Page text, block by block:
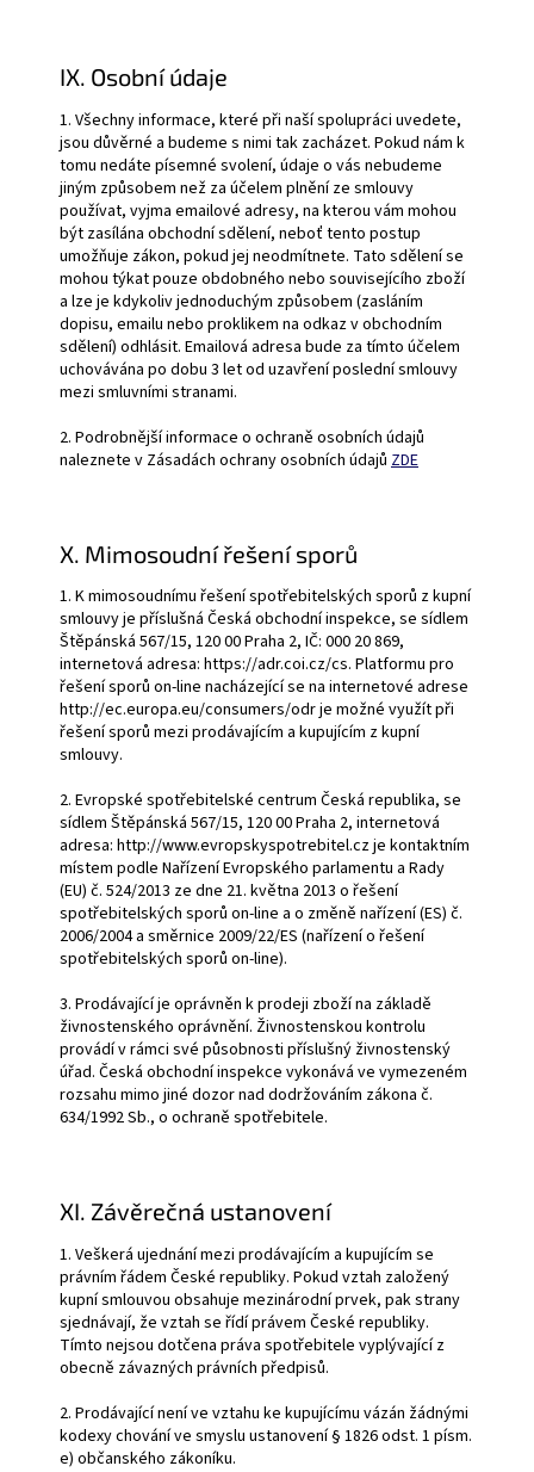
IX. Osobní údaje
1. Všechny informace, které při naší spolupráci uvedete,
jsou důvěrné a budeme s nimi tak zacházet. Pokud nám k
tomu nedáte písemné svolení, údaje o vás nebudeme
jiným způsobem než za účelem plnění ze smlouvy
používat, vyjma emailové adresy, na kterou vám mohou
být zasílána obchodní sdělení, neboť tento postup
umožňuje zákon, pokud jej neodmítnete. Tato sdělení se
mohou týkat pouze obdobného nebo souvisejícího zboží
a lze je kdykoliv jednoduchým způsobem (zasláním
dopisu, emailu nebo proklikem na odkaz v obchodním
sdělení) odhlásit. Emailová adresa bude za tímto účelem
uchovávána po dobu 3 let od uzavření poslední smlouvy
mezi smluvními stranami.
2. Podrobnější informace o ochraně osobních údajů
naleznete v Zásadách ochrany osobních údajů ZDE
X. Mimosoudní řešení sporů
1. K mimosoudnímu řešení spotřebitelských sporů z kupní
smlouvy je příslušná Česká obchodní inspekce, se sídlem
Štěpánská 567/15, 120 00 Praha 2, IČ: 000 20 869,
internetová adresa: https://adr.coi.cz/cs. Platformu pro
řešení sporů on-line nacházející se na internetové adrese
http://ec.europa.eu/consumers/odr je možné využít při
řešení sporů mezi prodávajícím a kupujícím z kupní
smlouvy.
2. Evropské spotřebitelské centrum Česká republika, se
sídlem Štěpánská 567/15, 120 00 Praha 2, internetová
adresa: http://www.evropskyspotrebitel.cz je kontaktním
místem podle Nařízení Evropského parlamentu a Rady
(EU) č. 524/2013 ze dne 21. května 2013 o řešení
spotřebitelských sporů on-line a o změně nařízení (ES) č.
2006/2004 a směrnice 2009/22/ES (nařízení o řešení
spotřebitelských sporů on-line).
3. Prodávající je oprávněn k prodeji zboží na základě
živnostenského oprávnění. Živnostenskou kontrolu
provádí v rámci své působnosti příslušný živnostenský
úřad. Česká obchodní inspekce vykonává ve vymezeném
rozsahu mimo jiné dozor nad dodržováním zákona č.
634/1992 Sb., o ochraně spotřebitele.
XI. Závěrečná ustanovení
1. Veškerá ujednání mezi prodávajícím a kupujícím se
právním řádem České republiky. Pokud vztah založený
kupní smlouvou obsahuje mezinárodní prvek, pak strany
sjednávají, že vztah se řídí právem České republiky.
Tímto nejsou dotčena práva spotřebitele vyplývající z
obecně závazných právních předpisů.
2. Prodávající není ve vztahu ke kupujícímu vázán žádnými
kodexy chování ve smyslu ustanovení § 1826 odst. 1 písm.
e) občanského zákoníku.